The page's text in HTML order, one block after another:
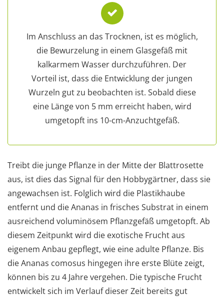
Im Anschluss an das Trocknen, ist es möglich,
die Bewurzelung in einem Glasgefäß mit
kalkarmem Wasser durchzuführen. Der
Vorteil ist, dass die Entwicklung der jungen
Wurzeln gut zu beobachten ist. Sobald diese
eine Länge von 5 mm erreicht haben, wird
umgetopft ins 10-cm-Anzuchtgefäß.
Treibt die junge Pflanze in der Mitte der Blattrosette
aus, ist dies das Signal für den Hobbygärtner, dass sie
angewachsen ist. Folglich wird die Plastikhaube
entfernt und die Ananas in frisches Substrat in einem
ausreichend voluminösem Pflanzgefäß umgetopft. Ab
diesem Zeitpunkt wird die exotische Frucht aus
eigenem Anbau gepflegt, wie eine adulte Pflanze. Bis
die Ananas comosus hingegen ihre erste Blüte zeigt,
können bis zu 4 Jahre vergehen. Die typische Frucht
entwickelt sich im Verlauf dieser Zeit bereits gut